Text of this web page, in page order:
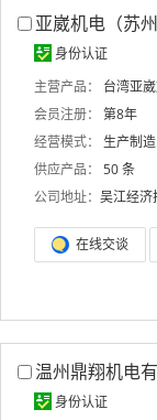
亚崴机电（苏
身份认证
主营产品：
台湾亚
会员注册：
第8年
经营模式：
生产制造
供应产品：
50 条
公司地址： 吴江经济
在线交谈
温州鼎翔机电
身份认证